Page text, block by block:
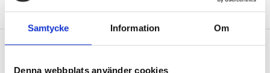
Samtycke Information Om
Denna webbplats använder cookies
”Vad säger det om skolan när allt fler
barn behöver anpassas?”